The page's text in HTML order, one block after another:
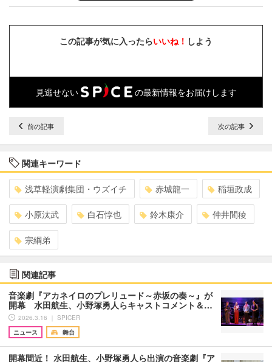
この記事が気に入ったらいいね！ しよう
見逃せない の最新情報をお届けします
前の記事 次の記事
関連キーワード
浅草軽演劇集団・ウズイチ 赤城龍一 稲垣政成
小原汰武 白石惇也 鈴木康介 仲井間稜
宗綱弟
関連記事
音楽劇『アカネイロのプレリュード～赤坂の奏～』が
開幕 水田航生、小野塚勇人らキャストコメント＆…
2026.3.16 ｜ SPICER
ニュース
舞台
開幕間近！ 水田航生、小野塚勇人ら出演の音楽劇『ア